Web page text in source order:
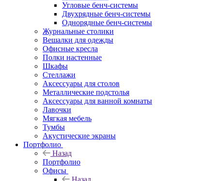
Угловые бенч-системы
Двухрядные бенч-системы
Однорядные бенч-системы
Журнальные столики
Вешалки для одежды
Офисные кресла
Полки настенные
Шкафы
Стеллажи
Аксессуары для столов
Металлические подстолья
Аксессуары для ванной комнаты
Лавочки
Мягкая мебель
Тумбы
Акустические экраны
Портфолио
Назад
Портфолио
Офисы
Назад